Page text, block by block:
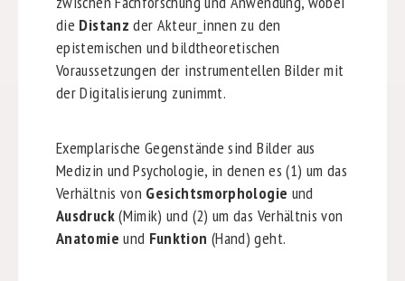
die Distanzder Akteur_innen zu den
epistemischen und bildtheoretischen
Voraussetzungen der instrumentellen Bilder mit
der Digitalisierung zunimmt.
Exemplarische Gegenstände sind Bilder aus
Medizin und Psychologie, in denen es (1) um das
Verhältnis von Gesichtsmorphologie und
Ausdruck(Mimik) und (2) um das Verhältnis von
Anatomie und Funktion (Hand) geht.